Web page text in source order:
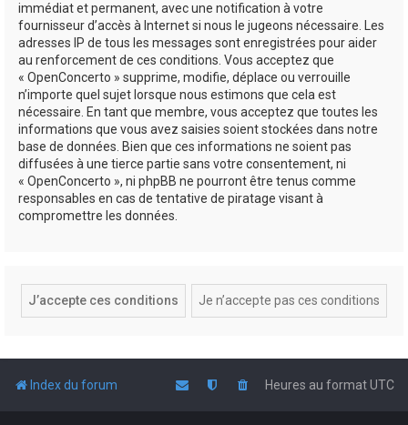
immédiat et permanent, avec une notification à votre
fournisseur d’accès à Internet si nous le jugeons nécessaire. Les
adresses IP de tous les messages sont enregistrées pour aider
au renforcement de ces conditions. Vous acceptez que
« OpenConcerto » supprime, modifie, déplace ou verrouille
n’importe quel sujet lorsque nous estimons que cela est
nécessaire. En tant que membre, vous acceptez que toutes les
informations que vous avez saisies soient stockées dans notre
base de données. Bien que ces informations ne soient pas
diffusées à une tierce partie sans votre consentement, ni
« OpenConcerto », ni phpBB ne pourront être tenus comme
responsables en cas de tentative de piratage visant à
compromettre les données.
Index du forum Heures au formatUTC